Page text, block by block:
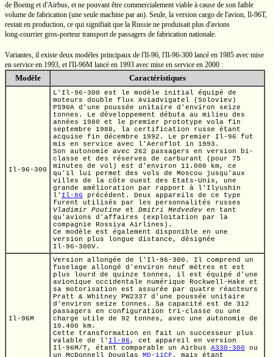
de Boeing et d'Airbus, et ne pouvant être commercialement viable à cause de son faible
volume de fabrication (une seule machine par an). Seule, la version cargo de l'avion, Il-96T,
restait en production, ce qui signifiait que la Russie ne produisait plus d'avions
long-courrier gros-porteur transport de passagers de fabrication nationale.
Variantes, il existe deux modèles principaux de l'Il-96, l'Il-96-300 lancé en 1985 avec mise
en service en 1993, etl'Il-96M lancé en 1993 avec mise en service en 2000 :
Modèle Caractéristiques
Il-96-300
L'Il-96-300 est le modèle initial équipé de
moteurs double flux Aviadvigatel (Soloviev)
PS90A d'une poussée unitaire d'environ seize
tonnes. Le développement débuta au milieu des
années 1980 et le premier prototype vola fin
septembre 1988, la certification russe étant
acquise fin décembre 1992. Le premier Il-96 fut
mis en service avec l'Aeroflot in 1993.
Son autonomie avec 262 passagers en version bi-
classe et des réserves de carburant (pour 75
minutes de vol) est d'environ 11.000 km,
ce
qu'il lui permet des vols de Moscou jusqu'aux
villes de la côte ouest des Etats-Unis,
une
grande amélioration par rapport à l'Ilyushin
l' Il-86 précédent. Deux appareils de ce type
furent utilisés par les personnalités russes
Vladimir Poutine et Dmitri Medvedev en tant
qu'avions d'affaires (exploitation par la
compagnie Rossiya Airlines).
Ce modèle est également disponible en une
version plus longue distance, désignée
Il-96-300V.
Il-96M
Version allongée de l'Il-96-300.
Il comprend un
fuselage allongé d'environ neuf mètres et est
plus lourd de quinze tonnes, il est équipé d'une
avionique occidentale numérique Rockwell-Hake et
sa motorisation est assurée par quatre réacteurs
Pratt & Whitney PW2337 d'une poussée unitaire
d'environ seize tonnes. Sa capacité est de 312
passagers en configuration tri-classe ou une
charge utile de 92 tonnes, avec une autonomie de
10.400 km.
Cette transformation en fait un successeur plus
valable de l' Il-86 ,
cet appareil en version
Il-96M/T,
étant comparable un Airbus A330-300 ou
un McDonnell Douglas MD-11CF , mais étant